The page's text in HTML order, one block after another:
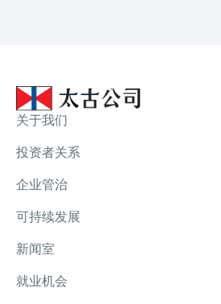
关于我们
投资者关系
企业管治
可持续发展
新闻室
就业机会